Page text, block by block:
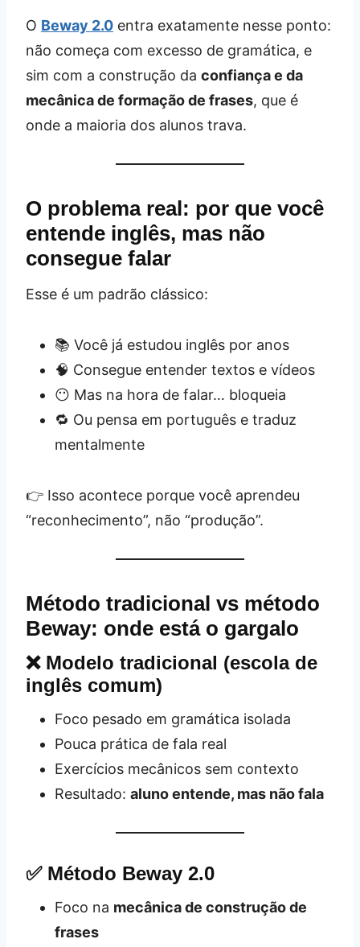
O Beway 2.0 entra exatamente nesse ponto:
não começa com excesso de gramática, e
sim com a construção da confiança e da
mecânica de formação de frases, que é
onde a maioria dos alunos trava.
O problema real: por que você
entende inglês, mas não
consegue falar
Esse é um padrão clássico:
📚 Você já estudou inglês por anos
🧠 Consegue entender textos e vídeos
😶 Mas na hora de falar… bloqueia
🔁 Ou pensa em português e traduz
mentalmente
👉 Isso acontece porque você aprendeu
“reconhecimento”, não “produção”.
Método tradicional vs método
Beway: onde está o gargalo
❌ Modelo tradicional (escola de
inglês comum)
Foco pesado em gramática isolada
Pouca prática de fala real
Exercícios mecânicos sem contexto
Resultado: aluno entende, mas não fala
✅ Método Beway 2.0
Foco na mecânica de construção de
frases